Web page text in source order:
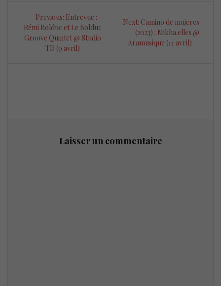
Navigation
l’article
Previous: Previous
post:
Entrevue :
Rémi Bolduc et Le Bolduc
Groove Quintet @ Studio
TD (9 avril)
Next: Next
post:
Camino de mujeres
(2023) : Mikha.elles @
Aramusique (11 avril)
Laisser un commentaire